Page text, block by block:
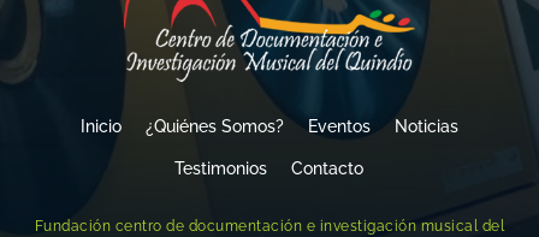
Inicio ¿Quiénes Somos? Eventos Noticias
Testimonios Contacto
Fundación centro de documentación e investigación musical del